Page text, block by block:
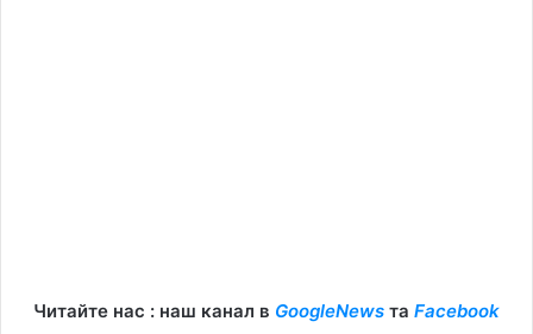
Читайте нас : наш канал в GoogleNews та Facebook